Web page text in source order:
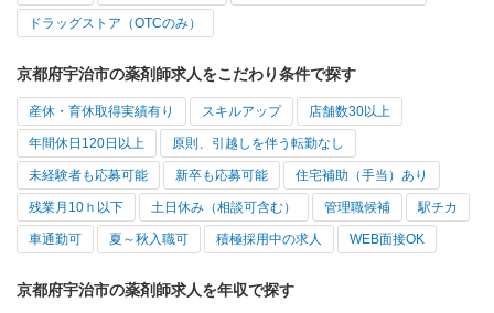
ドラッグストア（OTCのみ）
京都府宇治市の薬剤師求人をこだわり条件で探す
産休・育休取得実績有り スキルアップ 店舗数30以上
年間休日120日以上 原則、引越しを伴う転勤なし
未経験者も応募可能 新卒も応募可能 住宅補助（手当）あり
残業月10ｈ以下 土日休み（相談可含む） 管理職候補 駅チカ
車通勤可 夏～秋入職可 積極採用中の求人 WEB面接OK
京都府宇治市の薬剤師求人を年収で探す